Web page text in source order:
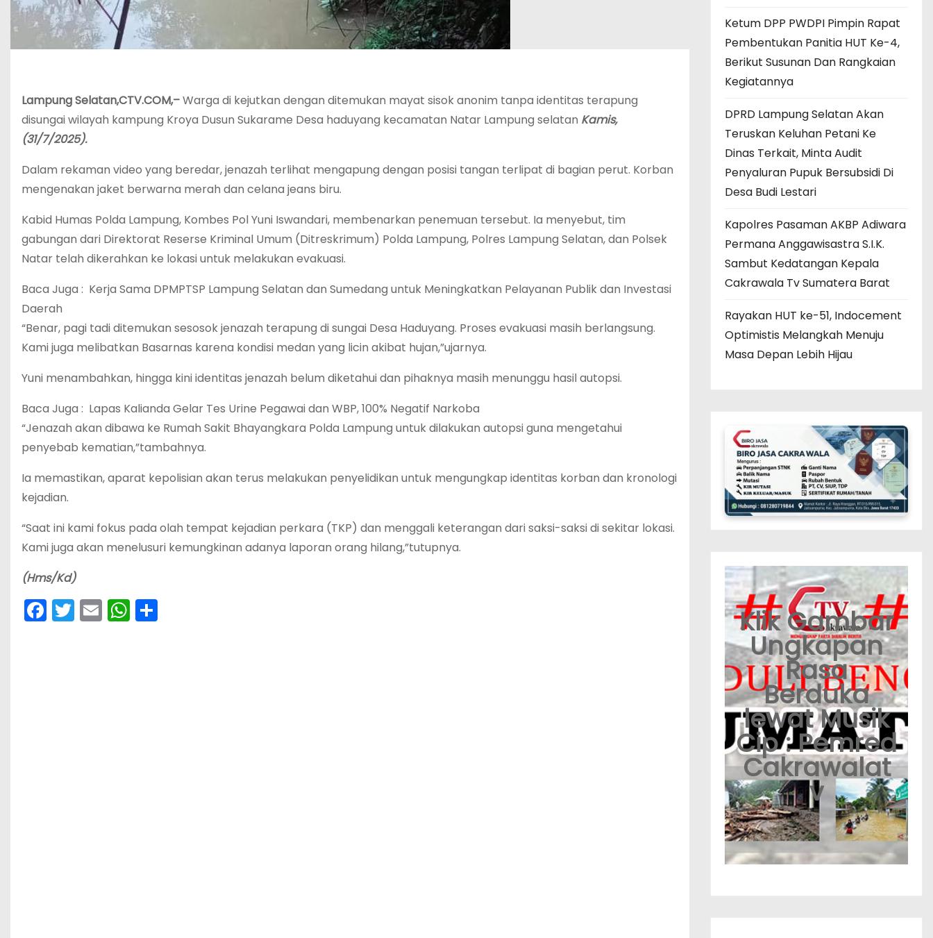
Lampung Selatan,CTV.COM,–Warga di kejutkan dengan ditemukan mayat sisok anonim tanpa identitas terapung
disungai wilayah kampung Kroya Dusun Sukarame Desa haduyang kecamatan Natar Lampung selatan Kamis,
(31/7/2025).
Dalam rekaman video yang beredar, jenazah terlihat mengapung dengan posisi tangan terlipat di bagian perut. Korban
mengenakan jaket berwarna merah dan celana jeans biru.
Kabid Humas Polda Lampung, Kombes Pol Yuni Iswandari, membenarkan penemuan tersebut. Ia menyebut, tim
gabungan dari Direktorat Reserse Kriminal Umum (Ditreskrimum) Polda Lampung, Polres Lampung Selatan, dan Polsek
Natar telah dikerahkan ke lokasi untuk melakukan evakuasi.
Baca Juga : Kerja Sama DPMPTSP Lampung Selatan dan Sumedang untuk Meningkatkan Pelayanan Publik dan Investasi
Daerah
“Benar, pagi tadi ditemukan sesosok jenazah terapung di sungai Desa Haduyang. Proses evakuasi masih berlangsung.
Kami juga melibatkan Basarnas karena kondisi medan yang licin akibat hujan,”ujarnya.
Yuni menambahkan, hingga kini identitas jenazah belum diketahui dan pihaknya masih menunggu hasil autopsi.
Baca Juga : Lapas Kalianda Gelar Tes Urine Pegawai dan WBP, 100% Negatif Narkoba
“Jenazah akan dibawa ke Rumah Sakit Bhayangkara Polda Lampung untuk dilakukan autopsi guna mengetahui
penyebab kematian,”tambahnya.
Ia memastikan, aparat kepolisian akan terus melakukan penyelidikan untuk mengungkap identitas korban dan kronologi
kejadian.
“Saat ini kami fokus pada olah tempat kejadian perkara (TKP) dan menggali keterangan dari saksi-saksi di sekitar lokasi.
Kami juga akan menelusuri kemungkinan adanya laporan orang hilang,”tutupnya.
(Hms/Kd)
F
a
T
w
E
m
W
h
Ketum DPP PWDPI Pimpin Rapat
Pembentukan Panitia HUT Ke-4,
Berikut Susunan Dan Rangkaian
Kegiatannya
DPRD Lampung Selatan Akan
Teruskan Keluhan Petani Ke
Dinas Terkait, Minta Audit
Penyaluran Pupuk Bersubsidi Di
Desa Budi Lestari
Kapolres Pasaman AKBP Adiwara
Permana Anggawisastra S.I.K.
Sambut Kedatangan Kepala
Cakrawala Tv Sumatera Barat
Rayakan HUT ke-51, Indocement
Optimistis Melangkah Menuju
Masa Depan Lebih Hijau
Klik Gambar
Ungkapan
Rasa
Berduka
lewat Musik
Cip : Pemred
Cakrawalat
v